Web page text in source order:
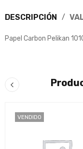
DESCRIPCIÓN
Papel Carbon Pelikan
VENDIDO